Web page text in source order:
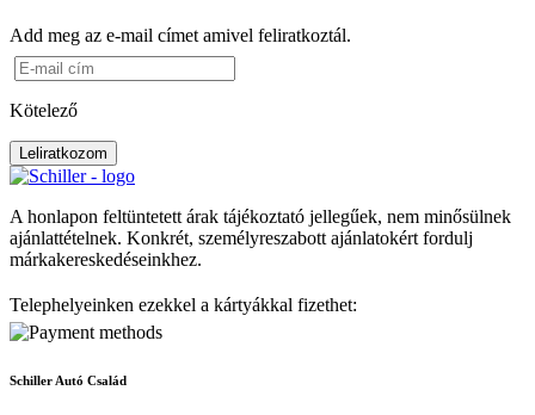
Add meg az e-mail címet amivel feliratkoztál.
Kötelező
Leliratkozom
A honlapon feltüntetett árak tájékoztató jellegűek, nem minősülnek
ajánlattételnek. Konkrét, személyreszabott ajánlatokért fordulj
márkakereskedéseinkhez.
Telephelyeinken ezekkel a kártyákkal fizethet:
Schiller Autó Család